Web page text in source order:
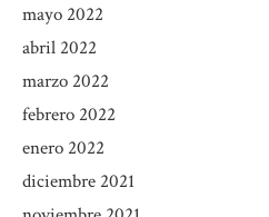
mayo 2022
abril 2022
marzo 2022
febrero 2022
enero 2022
diciembre 2021